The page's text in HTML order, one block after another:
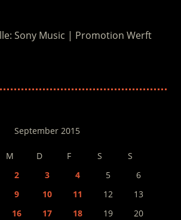
Sony Music | Promotion Werft
September 2015
M D F S
S
2 3 4 5
6
9 10 11 12
13
16 17 18 19
20